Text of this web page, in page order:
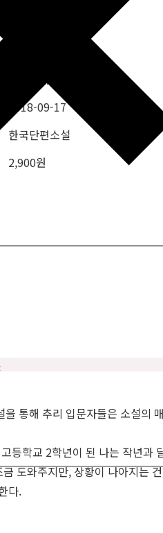
2018-09-17
한국단편소설
2,900원
통해 추리 입문자들은 소설의
등학교 2학년이 된 나는 작년과
도와주지만, 상황이 나아지는
다.